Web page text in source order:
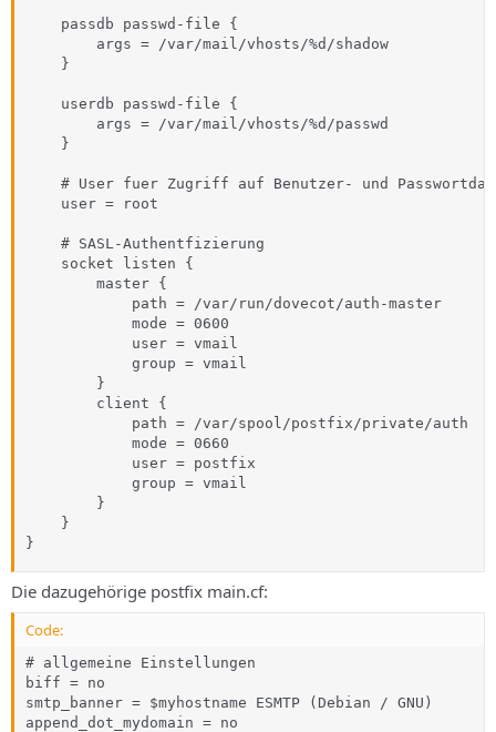
    passdb passwd-file {
        args = /var/mail/vhosts/%d/shadow
    }
    userdb passwd-file {
        args = /var/mail/vhosts/%d/passwd
    }
# User fuer Zugriff auf Benutzer- und
    user = root
    # SASL-Authentfizierung
    socket listen {
        master {
            path = /var/run/dovecot/auth-master
            mode = 0600
            user = vmail
            group = vmail
        }
        client {
            path = /var/spool/postfix/private/auth
            mode = 0660
            user = postfix
            group = vmail
        }
    }
}
Die dazugehörige postfix main.cf:
Code:
# allgemeine Einstellungen
biff = no
smtp_banner = $myhostname ESMTP (Debian / GNU)
append_dot_mydomain = no